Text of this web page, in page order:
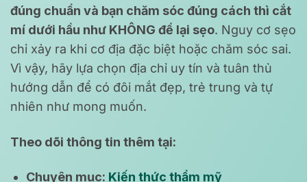
đúng chuẩn và bạn chăm sóc đúng cách thì cắt
mí dưới hầu như KHÔNG để lại sẹo. Nguy cơ sẹo
chỉ xảy ra khi cơ địa đặc biệt hoặc chăm sóc sai.
Vì vậy, hãy lựa chọn địa chỉ uy tín và tuân thủ
hướng dẫn để có đôi mắt đẹp, trẻ trung và tự
nhiên như mong muốn.
Theo dõi thông tin thêm tại:
Chuyên mục: Kiến thức thẩm mỹ